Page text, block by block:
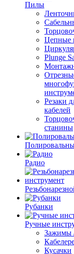
Пилы
Цепные
Plunge
Резаки
кабелей
станины
Радио
Рубанки
Ручные
Зажимы
Кусачки